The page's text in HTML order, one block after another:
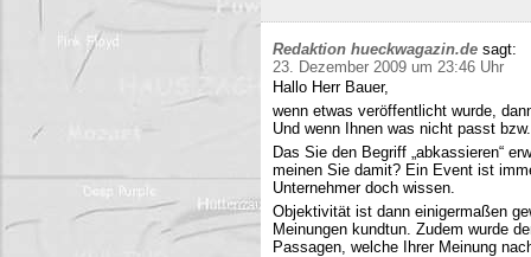
Redaktion hueckwagazin.de sagt:
23. Dezember 2009 um 23:46 Uhr
Hallo Herr Bauer,
wenn etwas veröffentlicht wurde,
Und wenn Ihnen was nicht passt
Das Sie den Begriff „abkassieren“
meinen Sie damit? Ein Event ist
Unternehmer doch wissen.
Objektivität ist dann einigermaßen
Meinungen kundtun. Zudem wurde
Passagen, welche Ihrer Meinung